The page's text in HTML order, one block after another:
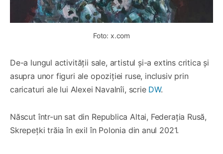
Foto: x.com
De-a lungul activității sale, artistul și-a extins critica și
asupra unor figuri ale opoziției ruse, inclusiv prin
caricaturi ale lui Alexei Navalnîi, scrie DW.
Născut într-un sat din Republica Altai, Federația Rusă,
Skrepețki trăia în exil în Polonia din anul 2021.